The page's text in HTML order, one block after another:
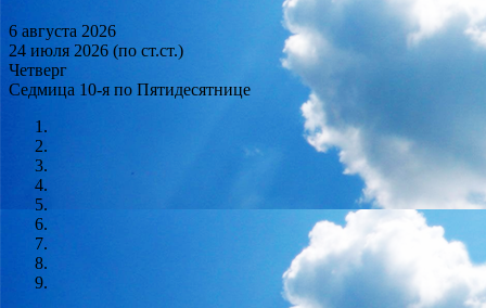
6 августа 2026
24 июля 2026 (по ст.ст.)
Четверг
Седмица 10-я по Пятидесятнице